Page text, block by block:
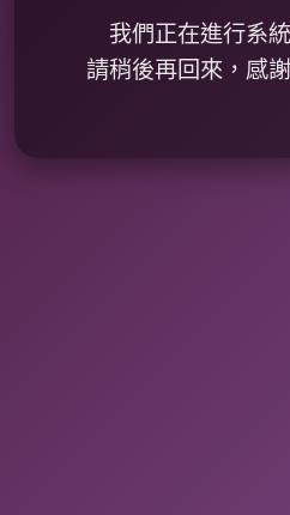
我們正在進行系
請稍後再回來，感